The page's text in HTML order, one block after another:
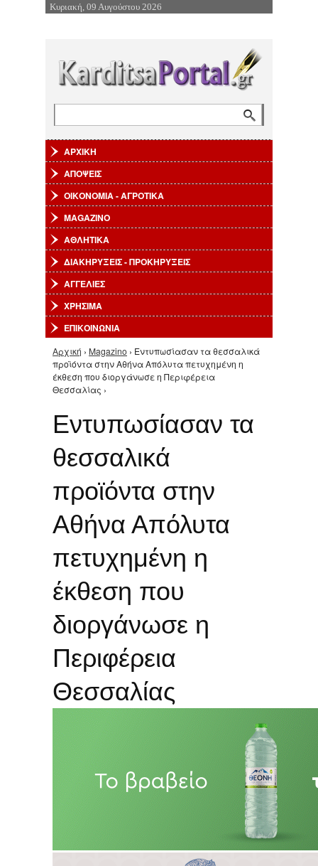
Επιστροφή στην Πλοήγηση
Κυριακή, 09 Αυγούστου 2026
ΑΡΧΙΚΗ
ΑΠΟΨΕΙΣ
ΟΙΚΟΝΟΜΙΑ - ΑΓΡΟΤΙΚΑ
MAGAZINO
ΑΘΛΗΤΙΚΑ
ΔΙΑΚΗΡΥΞΕΙΣ - ΠΡΟΚΗΡΥΞΕΙΣ
ΑΓΓΕΛΙΕΣ
ΧΡΗΣΙΜΑ
ΕΠΙΚΟΙΝΩΝΙΑ
Είστε εδώ
Αρχική › Magazino › Εντυπωσίασαν τα θεσσαλικά
προϊόντα στην Αθήνα Απόλυτα πετυχημένη η
έκθεση που διοργάνωσε η Περιφέρεια
Θεσσαλίας ›
Εντυπωσίασαν τα
θεσσαλικά
προϊόντα στην
Αθήνα Απόλυτα
πετυχημένη η
έκθεση που
διοργάνωσε η
Περιφέρεια
Θεσσαλίας